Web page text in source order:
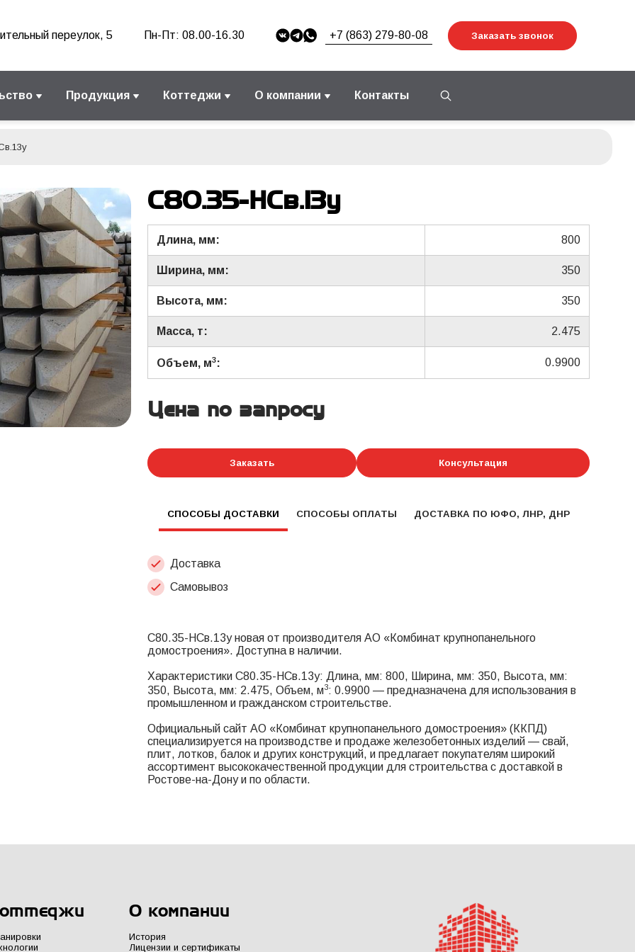
переулок, 5 Пн-Пт: 08.00-16.30 +7 (863) 279-80-08 Заказать звонок
Продукция Коттеджи О компании Контакты
С80.35-НСв.13у
Длина, мм: 800
Ширина, мм: 350
Высота, мм: 350
Масса, т: 2.475
Объем, м3: 0.9900
Цена по запросу
Заказать Консультация
СПОСОБЫ ДОСТАВКИ СПОСОБЫ ОПЛАТЫ ДОСТАВКА ПО ЮФО, ЛНР, ДНР
Доставка
Самовывоз
С80.35-НСв.13у новая от производителя АО «Комбинат крупнопанельного
домостроения». Доступна в наличии.
Характеристики С80.35-НСв.13у: Длина, мм: 800, Ширина, мм: 350, Высота, мм:
350, Высота, мм: 2.475, Объем, м3: 0.9900 — предназначена для использования в
промышленном и гражданском строительстве.
Официальный сайт АО «Комбинат крупнопанельного домостроения» (ККПД)
специализируется на производстве и продаже железобетонных изделий — свай,
плит, лотков, балок и других конструкций, и предлагает покупателям широкий
ассортимент высококачественной продукции для строительства с доставкой в
Ростове-на-Дону и по области.
О компании
История
Лицензии и сертификаты